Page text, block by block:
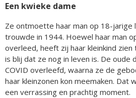
Een kwieke dame
Ze ontmoette haar man op 18-
trouwde in 1944. Hoewel haar man
overleed, heeft zij haar kleinkind
is blij dat ze nog in leven is. De
COVID overleefd, waarna ze de
haar kleinzonen kon meemaken. Dat
een verrassing en prachtig moment.